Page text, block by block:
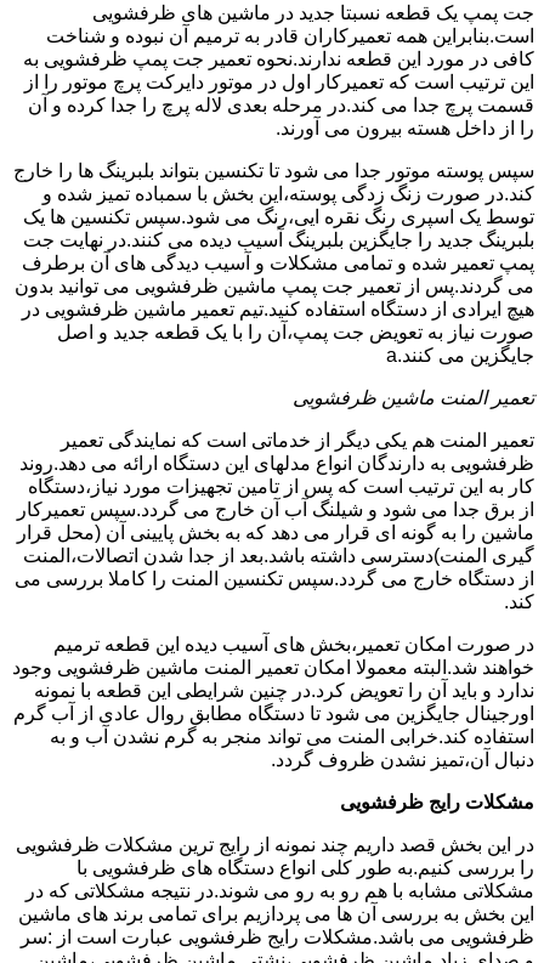
جت پمپ یک قطعه نسبتا جدید در ماشین های ظرفشویی
است.بنابراین همه تعمیرکاران قادر به ترمیم آن نبوده و شناخت
کافی در مورد این قطعه ندارند.نحوه تعمیر جت پمپ ظرفشویی به
این ترتیب است که تعمیرکار اول در موتور دایرکت پرچ موتور را از
قسمت پرچ جدا می کند.در مرحله بعدی لاله پرچ را جدا کرده و آن
را از داخل هسته بیرون می آورند.
سپس پوسته موتور جدا می شود تا تکنسین بتواند بلبرینگ ها را خارج
کند.در صورت زنگ زدگی پوسته،این بخش با سمباده تمیز شده و
توسط یک اسپری رنگ نقره ایی،رنگ می شود.سپس تکنسین ها یک
بلبرینگ جدید را جایگزین بلبرینگ آسیب دیده می کنند.در نهایت جت
پمپ تعمیر شده و تمامی مشکلات و آسیب دیدگی های آن برطرف
می گردند.پس از تعمیر جت پمپ ماشین ظرفشویی می توانید بدون
هیچ ایرادی از دستگاه استفاده کنید.تیم تعمیر ماشین ظرفشویی در
صورت نیاز به تعویض جت پمپ،آن را با یک قطعه جدید و اصل
جایگزین می کنند.a
تعمیر المنت ماشین ظرفشویی
تعمیر المنت هم یکی دیگر از خدماتی است که نمایندگی تعمیر
ظرفشویی به دارندگان انواع مدلهای این دستگاه ارائه می دهد.روند
کار به این ترتیب است که پس از تامین تجهیزات مورد نیاز،دستگاه
از برق جدا می شود و شیلنگ آب آن خارج می گردد.سپس تعمیرکار
ماشین را به گونه ای قرار می دهد که به بخش پایینی آن (محل قرار
گیری المنت)دسترسی داشته باشد.بعد از جدا شدن اتصالات،المنت
از دستگاه خارج می گردد.سپس تکنسین المنت را کاملا بررسی می
کند.
در صورت امکان تعمیر،بخش های آسیب دیده این قطعه ترمیم
خواهند شد.البته معمولا امکان تعمیر المنت ماشین ظرفشویی وجود
ندارد و باید آن را تعویض کرد.در چنین شرایطی این قطعه با نمونه
اورجینال جایگزین می شود تا دستگاه مطابق روال عادی از آب گرم
استفاده کند.خرابی المنت می تواند منجر به گرم نشدن آب و به
دنبال آن،تمیز نشدن ظروف گردد.
مشکلات رایج ظرفشویی
در این بخش قصد داریم چند نمونه از رایج ترین مشکلات ظرفشویی
را بررسی کنیم.به طور کلی انواع دستگاه های ظرفشویی با
مشکلاتی مشابه با هم رو به رو می شوند.در نتیجه مشکلاتی که در
این بخش به بررسی آن ها می پردازیم برای تمامی برند های ماشین
ظرفشویی می باشد.مشکلات رایج ظرفشویی عبارت است از :سر